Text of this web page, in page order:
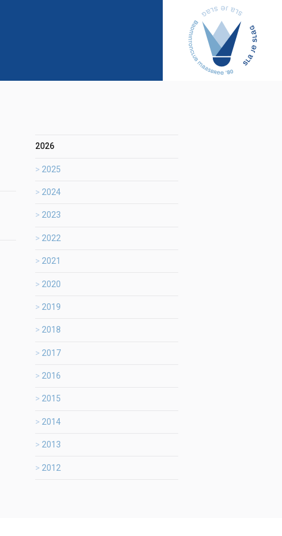
2026
2025
2024
2023
2022
2021
2020
2019
2018
2017
2016
2015
2014
2013
2012